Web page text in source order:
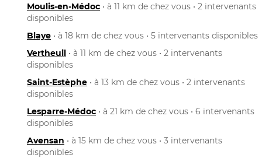
Moulis-en-Médoc • à 11 km de chez vous • 2 intervenants
disponibles
Blaye • à 18 km de chez vous • 5 intervenants disponibles
Vertheuil • à 11 km de chez vous • 2 intervenants
disponibles
Saint-Estèphe • à 13 km de chez vous • 2 intervenants
disponibles
Lesparre-Médoc • à 21 km de chez vous • 6 intervenants
disponibles
Avensan • à 15 km de chez vous • 3 intervenants
disponibles